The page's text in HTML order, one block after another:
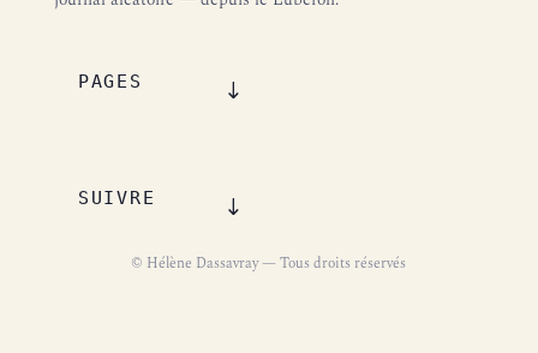
PAGES
SUIVRE
© Hélène Dassavray — Tous droits réservés